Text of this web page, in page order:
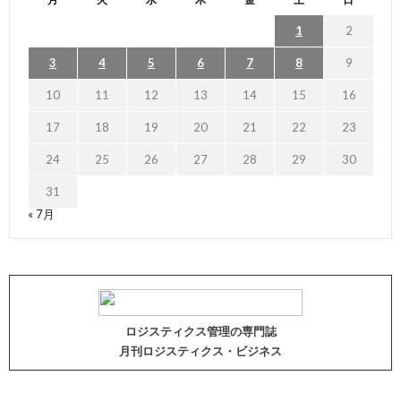
1 2
3 4 5 6 7 8 9
10 11 12 13 14 15 16
17 18 19 20 21 22 23
24 25 26 27 28 29 30
31
« 7月
ロジスティクス管理の専門誌
月刊ロジスティクス・ビジネス